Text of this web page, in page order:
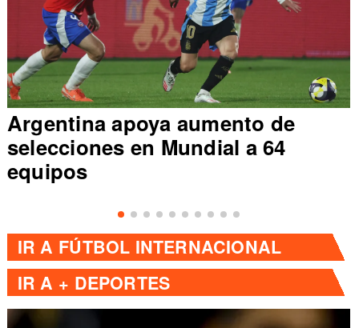
Argentina apoya aumento de
selecciones en Mundial a 64
equipos
IR A FÚTBOL INTERNACIONAL
IR A + DEPORTES